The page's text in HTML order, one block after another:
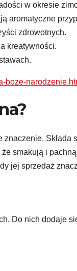
w okresie
aromatyczne
zdrowotnych.
kreatywności.
boze-
Składa
smakują i
jej sprzedaż
Do nich dodaje